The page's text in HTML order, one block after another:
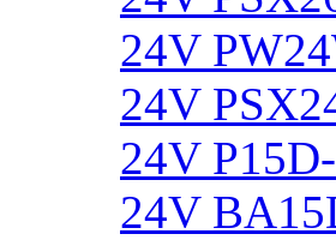
24V
24V
24V
24V